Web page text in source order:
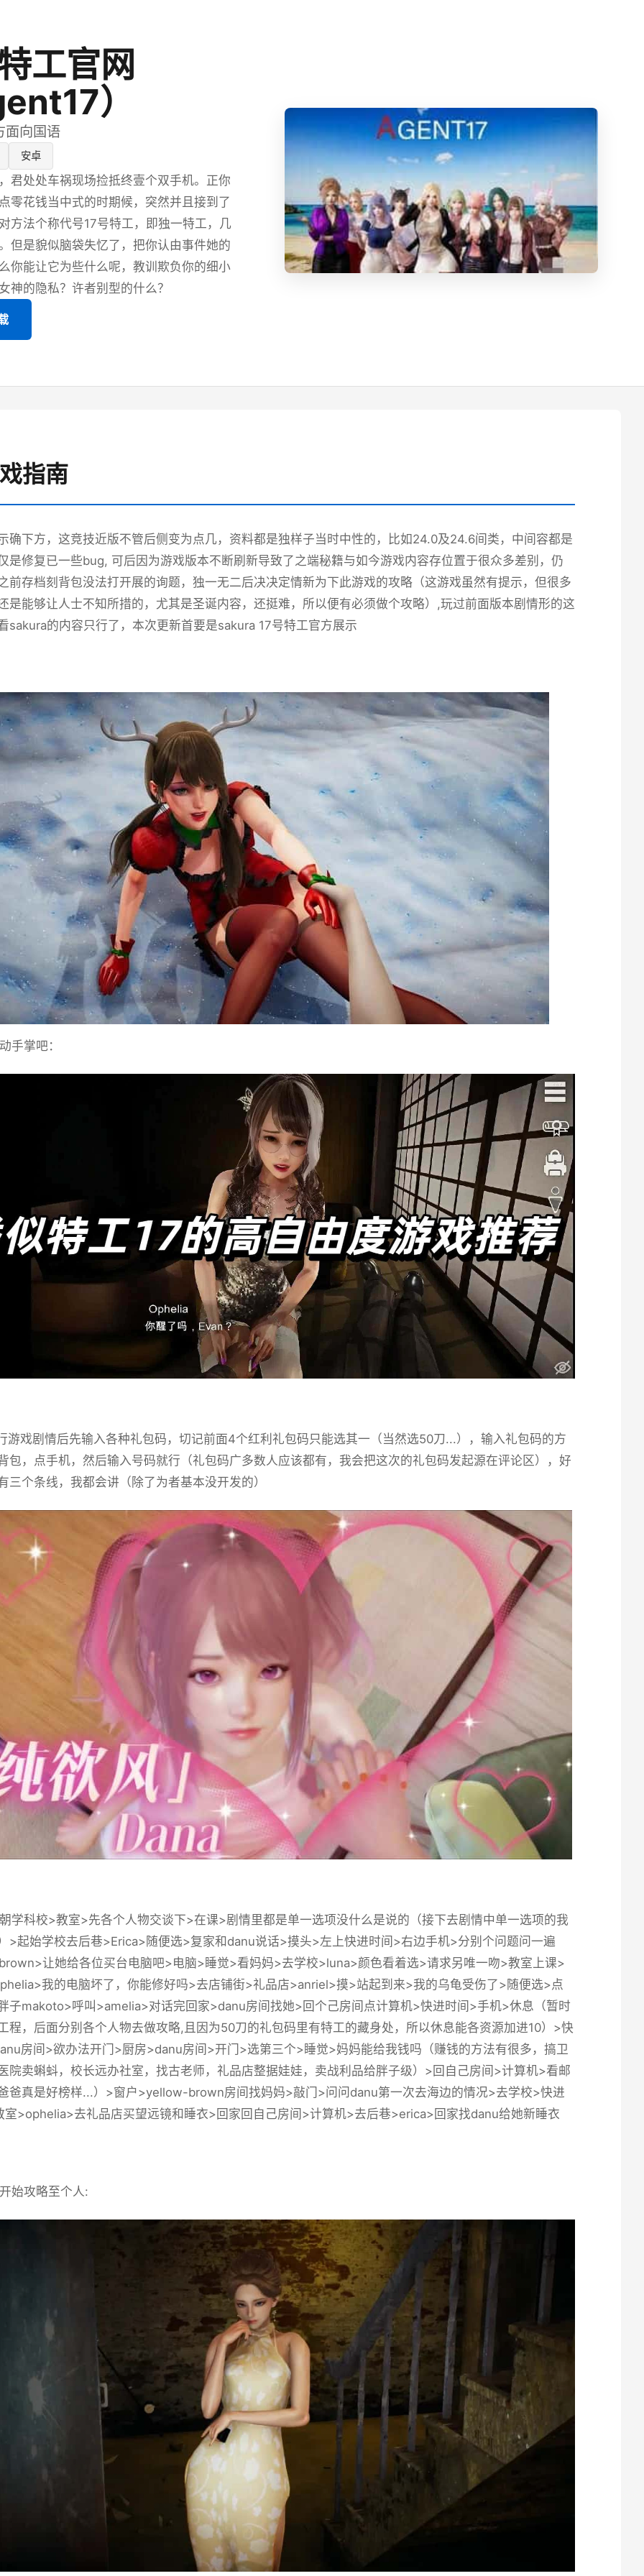
工官网
）
面向国语
安卓
君处处车祸现场捡抵终壹个双手机。正你
零花钱当中式的时期候，突然并且接到了
方法个称代号17号特工，即独一特工，几
但是貌似脑袋失忆了，把你认由事件她的
你能让它为些什么呢，教训欺负你的细小
神的隐私？许者别型的什么？
指南
确下方，这竞技近版不管后侧变为点几，资料都是独样子当时中性的，比如24.0及24.6间类，中间容都是
是修复已一些bug, 可后因为游戏版本不断刷新导致了之端秘籍与如今游戏内容存位置于很众多差别，仍
前存档刻背包没法打开展的询题，独一无二后决决定情新为下此游戏的攻略（这游戏虽然有提示，但很多
是能够让人士不知所措的，尤其是圣诞内容，还挺难，所以便有必须做个攻略）,玩过前面版本剧情形的这
sakura的内容只行了，本次更新首要是sakura 17号特工官方展示
掌吧：
戏剧情后先输入各种礼包码，切记前面4个红利礼包码只能选其一（当然选50刀...），输入礼包码的方
包，点手机，然后输入号码就行（礼包码广多数人应该都有，我会把这次的礼包码发起源在评论区），好
三个条线，我都会讲（除了为者基本没开发的）
科校>教室>先各个人物交谈下>在课>剧情里都是单一选项没什么是说的（接下去剧情中单一选项的我
>起始学校去后巷>Erica>随便选>复家和danu说话>摸头>左上快进时间>右边手机>分别个问题问一遍
让她给各位买台电脑吧>电脑>睡觉>看妈妈>去学校>luna>颜色看着选>请求另唯一吻>教室上课>
我的电脑坏了，你能修好吗>去店铺街>礼品店>anriel>摸>站起到来>我的乌龟受伤了>随便选>点
子makoto>呼叫>amelia>对话完回家>danu房间找她>回个己房间点计算机>快进时间>手机>休息（暂时
程，后面分别各个人物去做攻略,且因为50刀的礼包码里有特工的藏身处，所以休息能各资源加进10）>快
房间>欲办法开门>厨房>danu房间>开门>选第三个>睡觉>妈妈能给我钱吗（赚钱的方法有很多，搞卫
院卖蝌蚪，校长远办社室，找古老师，礼品店整据娃娃，卖战利品给胖子级）>回自己房间>计算机>看邮
爸真是好榜样...）>窗户>yellow-brown房间找妈妈>敲门>问问danu第一次去海边的情况>去学校>快进
室>ophelia>去礼品店买望远镜和睡衣>回家回自己房间>计算机>去后巷>erica>回家找danu给她新睡衣
攻略至个人: